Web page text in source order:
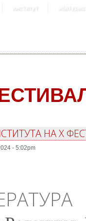
институт
НА X
- 5:02pm